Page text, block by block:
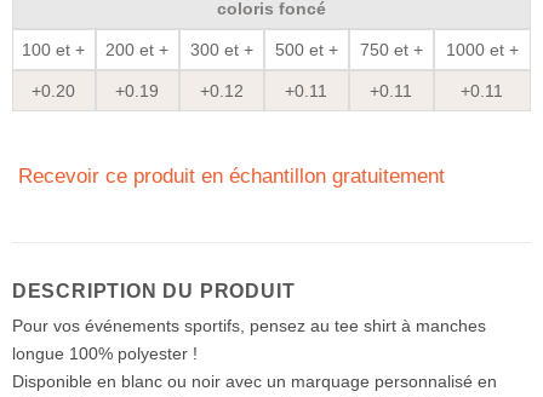
coloris foncé
100 et + 200 et + 300 et + 500 et + 750 et + 1000 et +
+0.20 +0.19 +0.12 +0.11 +0.11 +0.11
Recevoir ce produit en échantillon gratuitement
DESCRIPTION DU PRODUIT
Pour vos événements sportifs, pensez au tee shirt à manches
longue 100% polyester !
Disponible en blanc ou noir avec un marquage personnalisé en